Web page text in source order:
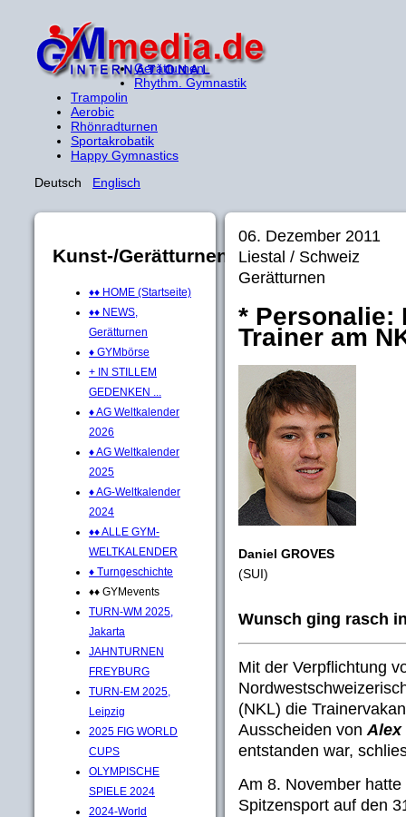
Gerätturnen
Rhythm. Gymnastik
Trampolin
Aerobic
Rhönradturnen
Sportakrobatik
Happy Gymnastics
Deutsch Englisch
Kunst-/Gerätturnen
♦♦ HOME (Startseite)
♦♦ NEWS,
Gerätturnen
♦ GYMbörse
+ IN STILLEM
GEDENKEN ...
♦ AG Weltkalender
2026
♦ AG Weltkalender
2025
♦ AG-Weltkalender
2024
♦♦ ALLE GYM-
WELTKALENDER
♦ Turngeschichte
♦♦ GYMevents
TURN-WM 2025,
Jakarta
JAHNTURNEN
FREYBURG
TURN-EM 2025,
Leipzig
2025 FIG WORLD
CUPS
OLYMPISCHE
SPIELE 2024
2024-World
06. Dezember 2011
Liestal / Schweiz
Gerätturnen
* Personalie:
Trainer am
Daniel GROVES
(SUI)
Wunsch ging rasch
Mit der Verpflichtung
(NKL) die
Ausscheiden von Alex
entstanden war,
Am 8. November
Spitzensport auf den